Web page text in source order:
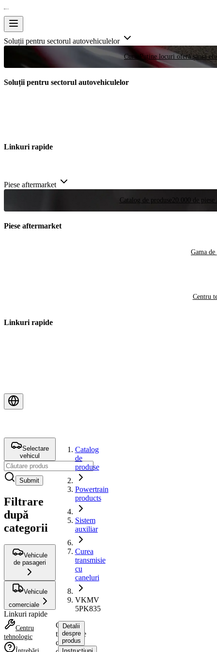
Soluții pentru sectorul autovehiculelor
Curse Puține locuri oferă șansa
Soluții pentru sectorul autovehiculelor
Linkuri rapide
Piese aftermarket
Catalog de produse 20.000 de
Piese aftermarket
Gama de
Centru
Linkuri rapide
Selectare
vehicul
Submit
Filtrare
după
categorii
Vehicule
de pasageri
Vehicule
comerciale
Linkuri rapide
Centru
tehnologic
Catalog
de
produse
Powertrain
products
Sistem
auxiliar
Curea
transmisie
cu
caneluri
VKMV
5PK835
Curea
transmisie
cu
Detalii
despre
produs